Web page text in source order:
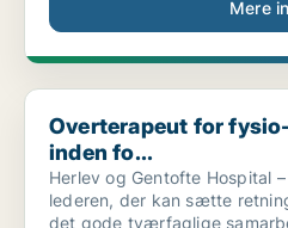
Mere
Overterapeut for fysio- og
Overterapeut for
inden fo...
Herlev og Gentofte Hospital
lederen, der kan sætte
det gode tværfaglige